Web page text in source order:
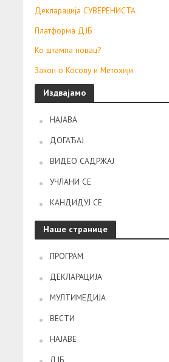
Декларација СУВЕРЕНИСТА
Платформа ДЈБ
Ко штампа новац?
Закон о Косову и Метохији
Издвајамо
НАЈАВА
ДОГАЂАЈ
ВИДЕО САДРЖАЈ
УЧЛАНИ СЕ
КАНДИДУЈ СЕ
Наше странице
ПРОГРАМ
ДЕКЛАРАЦИЈА
МУЛТИМЕДИЈА
ВЕСТИ
НАЈАВЕ
ДЈБ